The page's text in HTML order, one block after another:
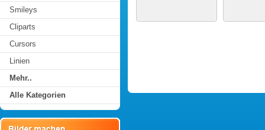
Smileys
Cliparts
Cursors
Linien
Mehr..
Alle Kategorien